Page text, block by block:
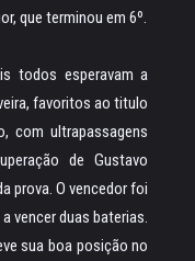
que terminou em 6º.
todos esperavam a
favoritos ao titulo
com ultrapassagens
de Gustavo
prova. O vencedor foi
vencer duas baterias.
sua boa posição no